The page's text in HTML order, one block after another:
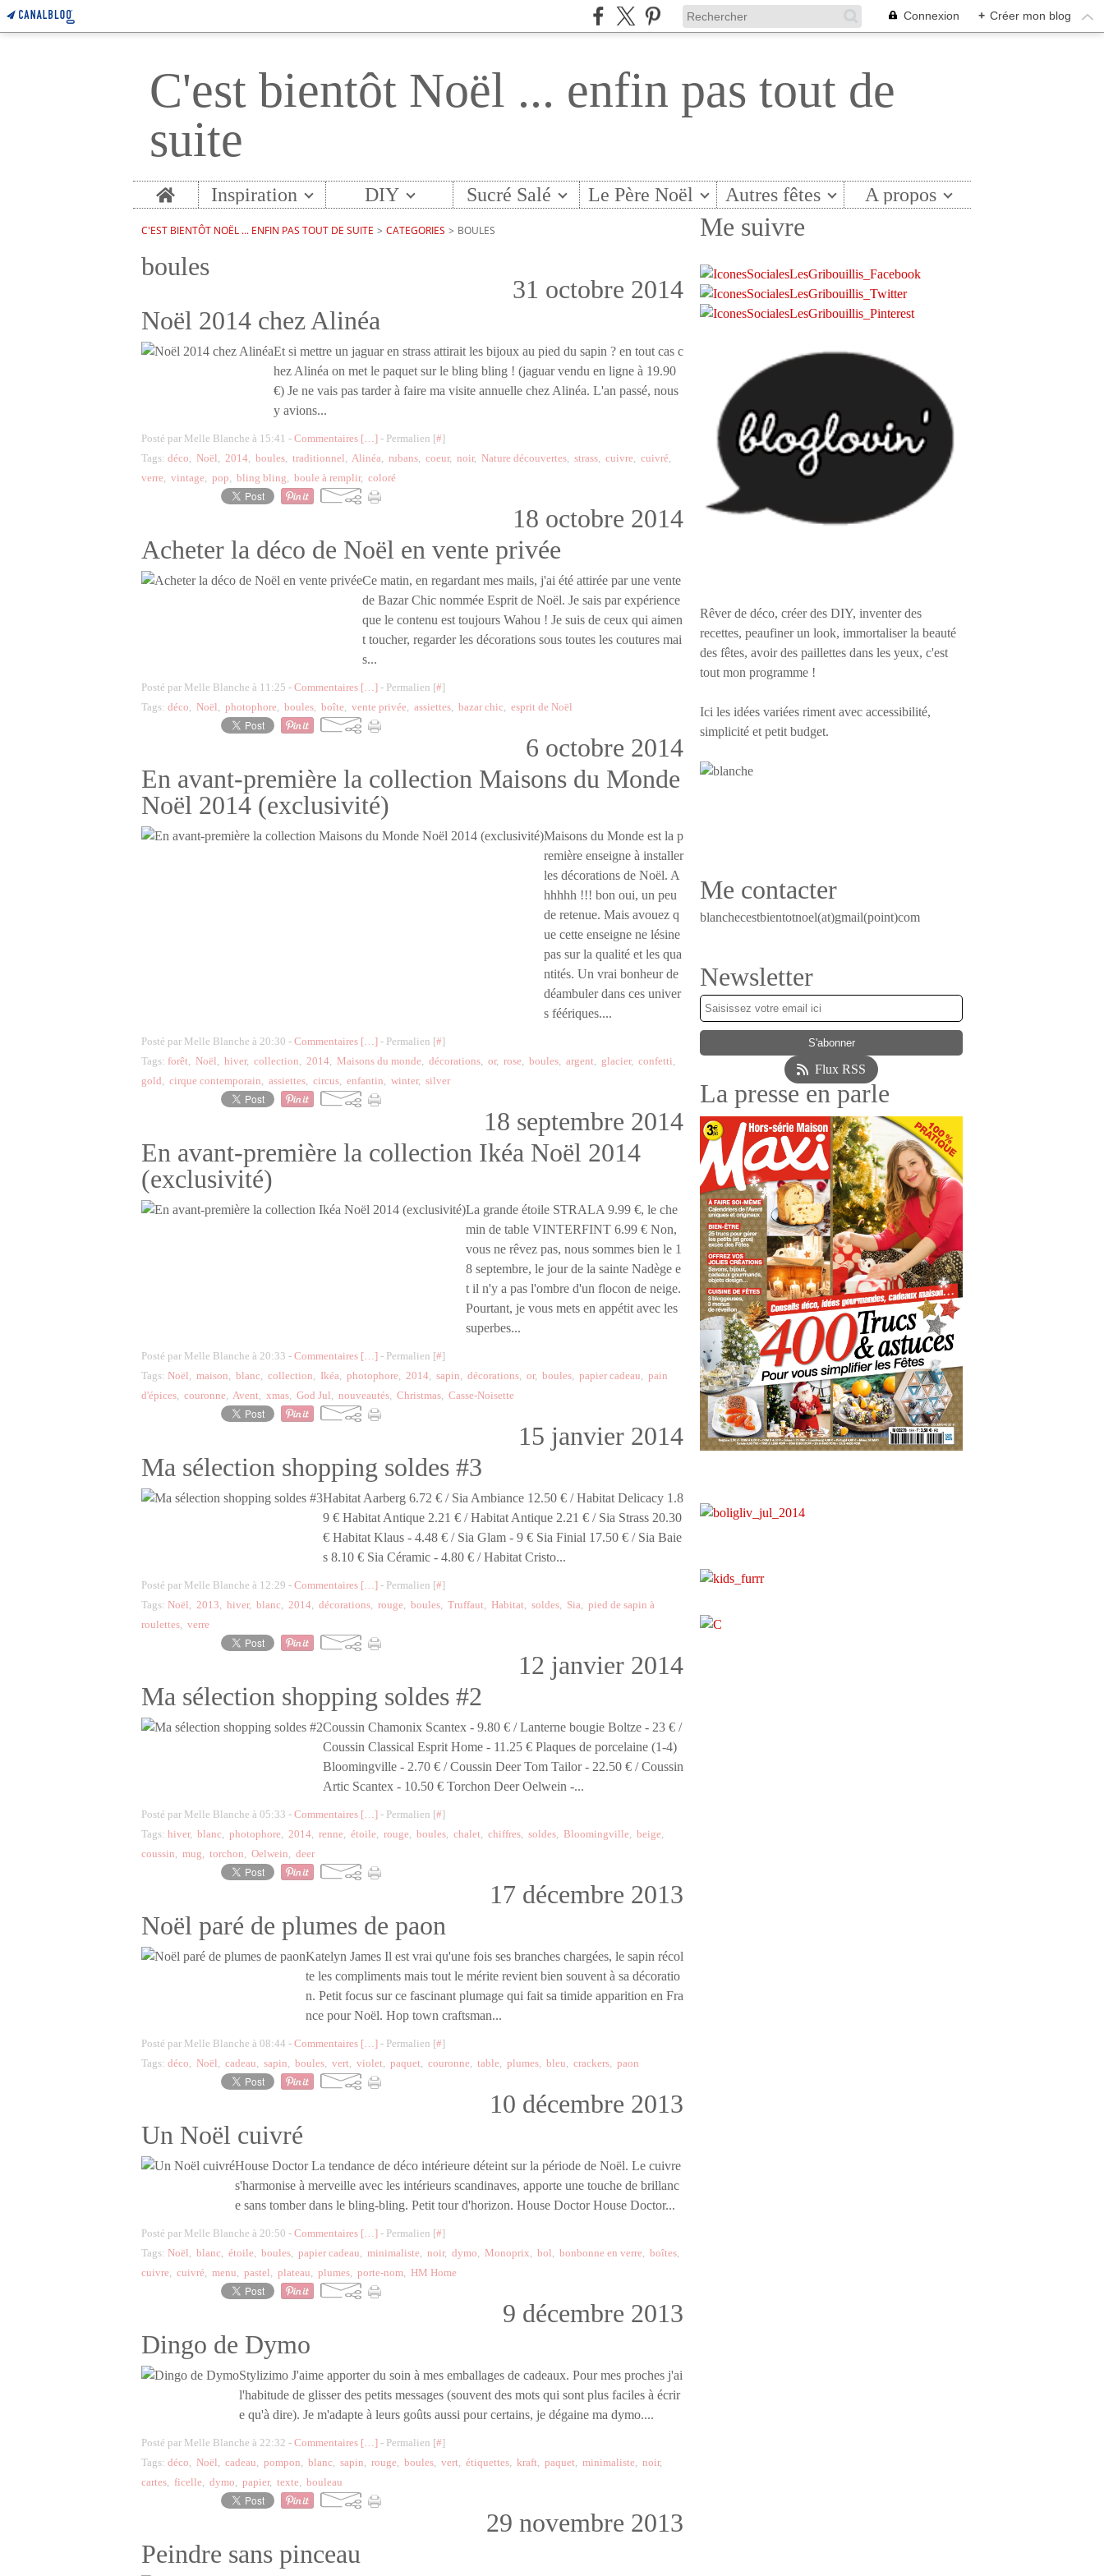
Connexion + Créer mon blog
C'est bientôt Noël ... enfin pas tout de
suite
Home Inspiration DIY Sucré Salé Le Père Noël Autres fêtes A propos
C'EST BIENTÔT NOËL ... ENFIN PAS TOUT DE SUITE > CATEGORIES > BOULES
boules
31 octobre 2014
Noël 2014 chez Alinéa
Et si mettre un jaguar en strass attirait les bijoux au pied du sapin ? en tout cas c
hez Alinéa on met le paquet sur le bling bling ! (jaguar vendu en ligne à 19.90
€) Je ne vais pas tarder à faire ma visite annuelle chez Alinéa. L'an passé, nous
y avions...
Posté par Melle Blanche à 15:41 - Commentaires […] - Permalien [#]
Tags: déco, Noël, 2014, boules, traditionnel, Alinéa, rubans, coeur, noir, Nature découvertes, strass, cuivre, cuivré,
verre, vintage, pop, bling bling, boule à remplir, coloré
18 octobre 2014
Acheter la déco de Noël en vente privée
Ce matin, en regardant mes mails, j'ai été attirée par une vente
de Bazar Chic nommée Esprit de Noël. Je sais par expérience
que le contenu est toujours Wahou ! Je suis de ceux qui aimen
t toucher, regarder les décorations sous toutes les coutures mai
s...
Posté par Melle Blanche à 11:25 - Commentaires […] - Permalien [#]
Tags: déco, Noël, photophore, boules, boîte, vente privée, assiettes, bazar chic, esprit de Noël
6 octobre 2014
En avant-première la collection Maisons du Monde
Noël 2014 (exclusivité)
Maisons du Monde est la p
remière enseigne à installer
les décorations de Noël. A
hhhhh !!! bon oui, un peu
de retenue. Mais avouez q
ue cette enseigne ne lésine
pas sur la qualité et les qua
ntités. Un vrai bonheur de
déambuler dans ces univer
s féériques....
Posté par Melle Blanche à 20:30 - Commentaires […] - Permalien [#]
Tags: forêt, Noël, hiver, collection, 2014, Maisons du monde, décorations, or, rose, boules, argent, glacier, confetti,
gold, cirque contemporain, assiettes, circus, enfantin, winter, silver
18 septembre 2014
En avant-première la collection Ikéa Noël 2014
(exclusivité)
La grande étoile STRALA 9.99 €, le che
min de table VINTERFINT 6.99 € Non,
vous ne rêvez pas, nous sommes bien le 1
8 septembre, le jour de la sainte Nadège e
t il n'y a pas l'ombre d'un flocon de neige.
Pourtant, je vous mets en appétit avec les
superbes...
Posté par Melle Blanche à 20:33 - Commentaires […] - Permalien [#]
Tags: Noël, maison, blanc, collection, Ikéa, photophore, 2014, sapin, décorations, or, boules, papier cadeau, pain
d'épices, couronne, Avent, xmas, God Jul, nouveautés, Christmas, Casse-Noisette
15 janvier 2014
Ma sélection shopping soldes #3
Habitat Aarberg 6.72 € / Sia Ambiance 12.50 € / Habitat Delicacy 1.8
9 € Habitat Antique 2.21 € / Habitat Antique 2.21 € / Sia Strass 20.30
€ Habitat Klaus - 4.48 € / Sia Glam - 9 € Sia Finial 17.50 € / Sia Baie
s 8.10 € Sia Céramic - 4.80 € / Habitat Cristo...
Posté par Melle Blanche à 12:29 - Commentaires […] - Permalien [#]
Tags: Noël, 2013, hiver, blanc, 2014, décorations, rouge, boules, Truffaut, Habitat, soldes, Sia, pied de sapin à
roulettes, verre
12 janvier 2014
Ma sélection shopping soldes #2
Coussin Chamonix Scantex - 9.80 € / Lanterne bougie Boltze - 23 € /
Coussin Classical Esprit Home - 11.25 € Plaques de porcelaine (1-4)
Bloomingville - 2.70 € / Coussin Deer Tom Tailor - 22.50 € / Coussin
Artic Scantex - 10.50 € Torchon Deer Oelwein -...
Posté par Melle Blanche à 05:33 - Commentaires […] - Permalien [#]
Tags: hiver, blanc, photophore, 2014, renne, étoile, rouge, boules, chalet, chiffres, soldes, Bloomingville, beige,
coussin, mug, torchon, Oelwein, deer
17 décembre 2013
Noël paré de plumes de paon
Katelyn James Il est vrai qu'une fois ses branches chargées, le sapin récol
te les compliments mais tout le mérite revient bien souvent à sa décoratio
n. Petit focus sur ce fascinant plumage qui fait sa timide apparition en Fra
nce pour Noël. Hop town craftsman...
Posté par Melle Blanche à 08:44 - Commentaires […] - Permalien [#]
Tags: déco, Noël, cadeau, sapin, boules, vert, violet, paquet, couronne, table, plumes, bleu, crackers, paon
10 décembre 2013
Un Noël cuivré
House Doctor La tendance de déco intérieure déteint sur la période de Noël. Le cuivre
s'harmonise à merveille avec les intérieurs scandinaves, apporte une touche de brillanc
e sans tomber dans le bling-bling. Petit tour d'horizon. House Doctor House Doctor...
Posté par Melle Blanche à 20:50 - Commentaires […] - Permalien [#]
Tags: Noël, blanc, étoile, boules, papier cadeau, minimaliste, noir, dymo, Monoprix, bol, bonbonne en verre, boîtes,
cuivre, cuivré, menu, pastel, plateau, plumes, porte-nom, HM Home
9 décembre 2013
Dingo de Dymo
Stylizimo J'aime apporter du soin à mes emballages de cadeaux. Pour mes proches j'ai
l'habitude de glisser des petits messages (souvent des mots qui sont plus faciles à écrir
e qu'à dire). Je m'adapte à leurs goûts aussi pour certains, je dégaine ma dymo....
Posté par Melle Blanche à 22:32 - Commentaires […] - Permalien [#]
Tags: déco, Noël, cadeau, pompon, blanc, sapin, rouge, boules, vert, étiquettes, kraft, paquet, minimaliste, noir,
cartes, ficelle, dymo, papier, texte, bouleau
29 novembre 2013
Peindre sans pinceau
Me suivre
Rêver de déco, créer des DIY, inventer des
recettes, peaufiner un look, immortaliser la beauté
des fêtes, avoir des paillettes dans les yeux, c'est
tout mon programme !
Ici les idées variées riment avec accessibilité,
simplicité et petit budget.
Me contacter
blanchecestbientotnoel(at)gmail(point)com
Newsletter
Flux RSS
La presse en parle